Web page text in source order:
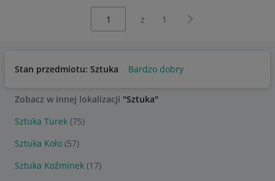
z 1 Następna strona
Stan przedmiotu: Sztuka Bardzo dobry
Zobacz w innej lokalizacji "Sztuka"
Sztuka Turek (75)
Sztuka Koło (57)
Sztuka Koźminek (17)